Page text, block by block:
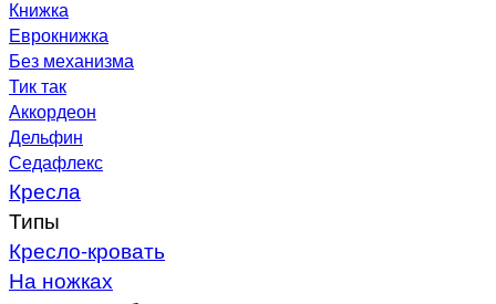
Книжка
Еврокнижка
Без механизма
Тик так
Аккордеон
Дельфин
Седафлекс
Кресла
Типы
Кресло-кровать
На ножках